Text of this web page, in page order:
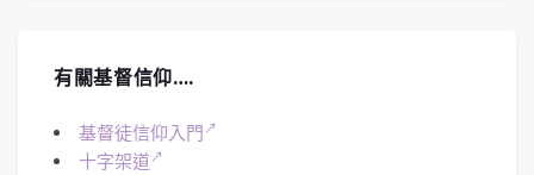
有關基督信仰….
基督徒信仰入門
十字架道